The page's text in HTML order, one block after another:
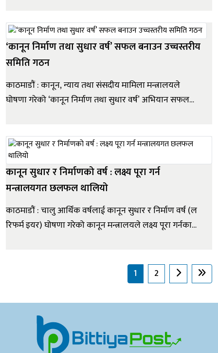
रामरोशन गाउँपालिकाको प्रमुख प्रशासकीय अधिकृतका रूपमा
खटाइसकेका...
‘कानून निर्माण तथा सुधार वर्ष’ सफल बनाउन उच्चस्तरीय
समिति गठन
काठमाडौं : कानून, न्याय तथा संसदीय मामिला मन्त्रालयले
घोषणा गरेको ‘कानून निर्माण तथा सुधार वर्ष’ अभियान सफल
आर्थिक वर्ष २०८३र८४ लाई ‘कानून निर्माण तथा सुधार वर्ष&rsq...
कानून सुधार र निर्माणको वर्ष : लक्ष्य पूरा गर्न
मन्त्रालयगत छलफल थालियो
काठमाडौं : चालु आर्थिक वर्षलाई कानून सुधार र निर्माण वर्ष (ल
रिफर्म इयर) घोषणा गरेको कानून मन्त्रालयले लक्ष्य पूरा गर्नका
शाखा/महाशाखाबीच छलफल गरेको कानूनमन्त्री सोबिता
1 2